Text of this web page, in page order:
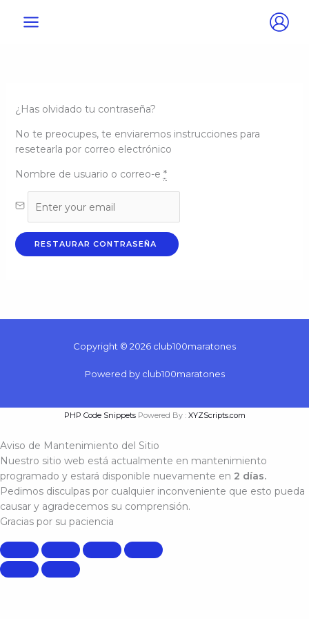
¿Has olvidado tu contraseña?
No te preocupes, te enviaremos instrucciones para
resetearla por correo electrónico
Nombre de usuario o correo-e *
Copyright © 2026 club100maratones
Powered by club100maratones
PHP Code SnippetsPowered By : XYZScripts.com
Aviso de Mantenimiento del Sitio
Nuestro sitio web está actualmente en mantenimiento
programado y estará disponible nuevamente en 2 días.
Pedimos disculpas por cualquier inconveniente que esto pueda
causar y agradecemos su comprensión.
Gracias por su paciencia